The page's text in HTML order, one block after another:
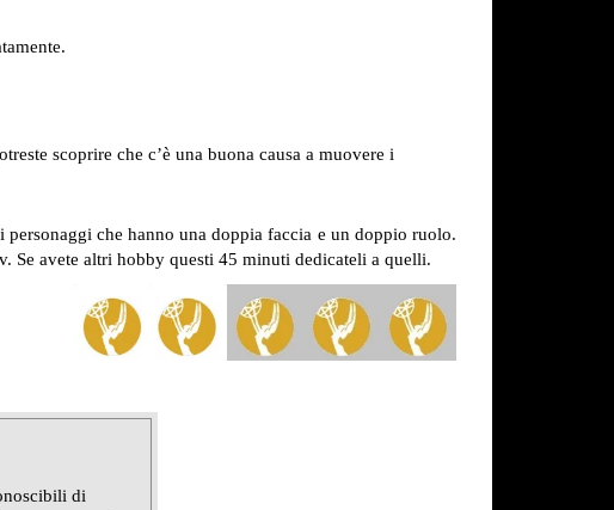
scoprire che c’è una buona causa a muovere i
che hanno una doppia faccia e un doppio ruolo.
Se avete altri hobby questi 45 minuti dedicateli a quelli.
di